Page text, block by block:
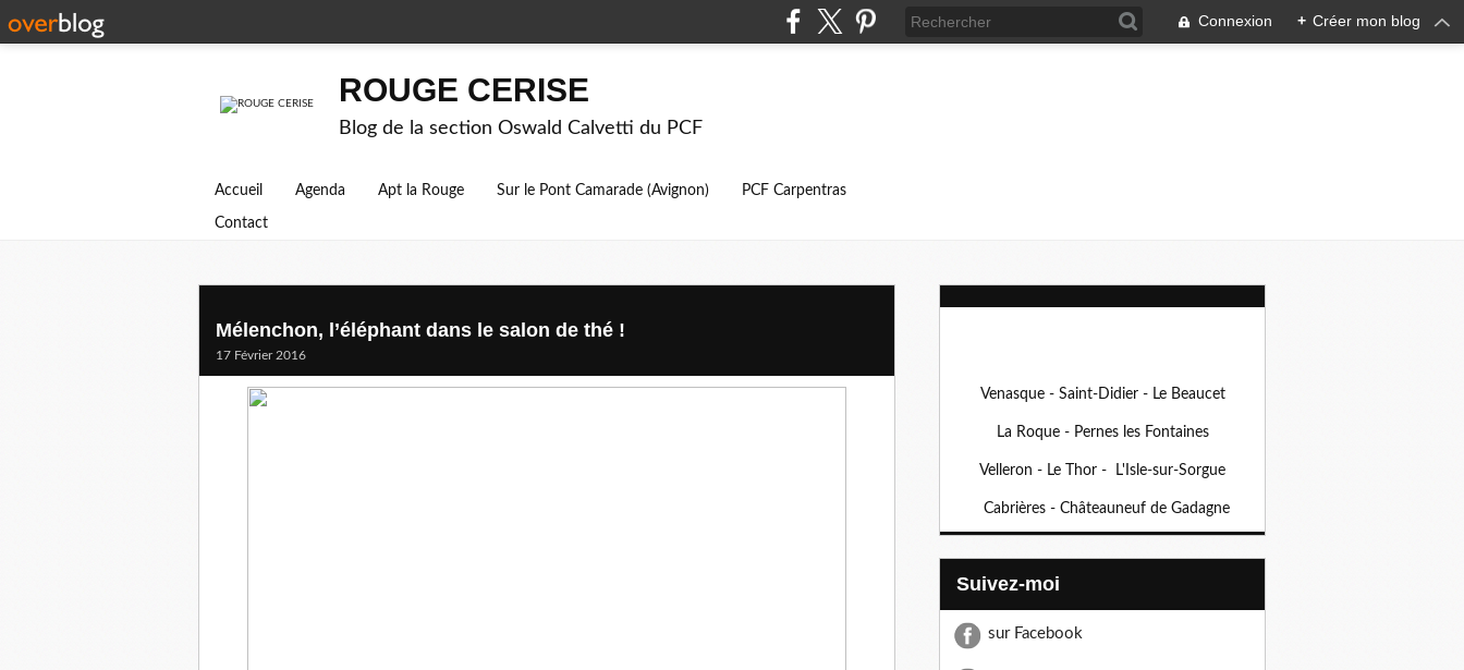
Connexion + Créer mon blog
ROUGE CERISE
Blog de la section Oswald Calvetti du PCF
Accueil Agenda Apt la Rouge Sur le Pont Camarade (Avignon) PCF Carpentras
Contact
Mélenchon, l’éléphant dans le salon de thé !
17 Février 2016
Venasque - Saint-Didier - Le Beaucet
La Roque - Pernes les Fontaines
Velleron - Le Thor - L'Isle-sur-Sorgue
Cabrières - Châteauneuf de Gadagne
Suivez-moi
sur Facebook